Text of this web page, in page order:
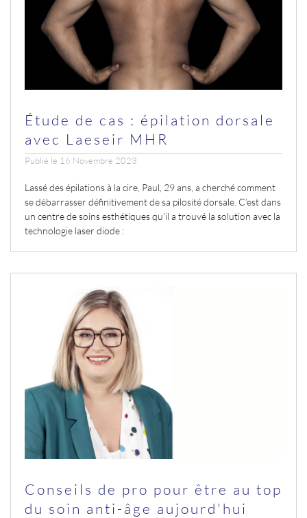
Étude de cas : épilation dorsale
avec Laeseir MHR
Publié le 16 Novembre 2023
Lassé des épilations à la cire, Paul, 29 ans, a cherché comment
se débarrasser définitivement de sa pilosité dorsale. C’est dans
un centre de soins esthétiques qu’il a trouvé la solution avec la
technologie laser diode :
Conseils de pro pour être au top
du soin anti-âge aujourd'hui